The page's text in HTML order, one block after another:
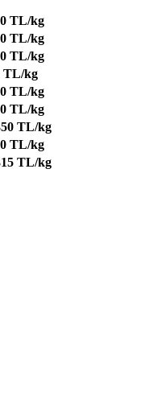
TL/kg
TL/kg
TL/kg
TL/kg
TL/kg
TL/kg
TL/kg
TL/kg
TL/kg